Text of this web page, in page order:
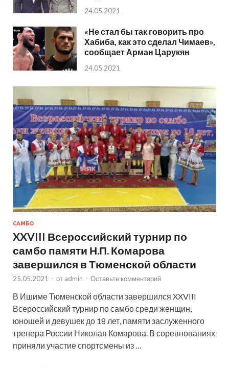
24.05.2021
«Не стал бы так говорить про
Хабиба, как это сделал Чимаев»,
сообщает Арман Царукян
24.05.2021
САМБО
XXVIII Всероссийский турнир по
самбо памяти Н.П. Комарова
завершился в Тюменской области
25.05.2021 - от admin - Оставьте комментарий
В Ишиме Тюменской области завершился XXVIII
Всероссийский турнир по самбо среди женщин,
юношей и девушек до 18 лет, памяти заслуженного
тренера России Николая Комарова. В соревнованиях
приняли участие спортсмены из …